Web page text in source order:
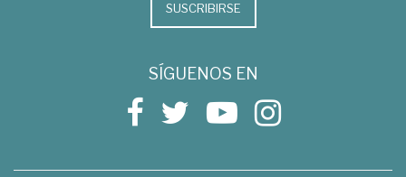
SUSCRIBIRSE
SÍGUENOS EN